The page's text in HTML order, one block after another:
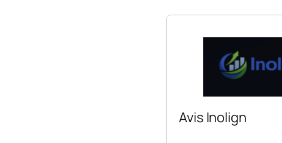
Avis Inolign